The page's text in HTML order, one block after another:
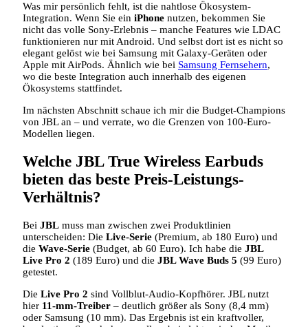
Was mir persönlich fehlt, ist die nahtlose Ökosystem-
Integration. Wenn Sie ein iPhone nutzen, bekommen Sie
nicht das volle Sony-Erlebnis – manche Features wie LDAC
funktionieren nur mit Android. Und selbst dort ist es nicht so
elegant gelöst wie bei Samsung mit Galaxy-Geräten oder
Apple mit AirPods. Ähnlich wie bei Samsung Fernsehern,
wo die beste Integration auch innerhalb des eigenen
Ökosystems stattfindet.
Im nächsten Abschnitt schaue ich mir die Budget-Champions
von JBL an – und verrate, wo die Grenzen von 100-Euro-
Modellen liegen.
Welche JBL True Wireless Earbuds
bieten das beste Preis-Leistungs-
Verhältnis?
Bei JBL muss man zwischen zwei Produktlinien
unterscheiden: Die Live-Serie (Premium, ab 180 Euro) und
die Wave-Serie (Budget, ab 60 Euro). Ich habe die JBL
Live Pro 2 (189 Euro) und die JBL Wave Buds 5 (99 Euro)
getestet.
Die Live Pro 2 sind Vollblut-Audio-Kopfhörer. JBL nutzt
hier 11-mm-Treiber – deutlich größer als Sony (8,4 mm)
oder Samsung (10 mm). Das Ergebnis ist ein kraftvoller,